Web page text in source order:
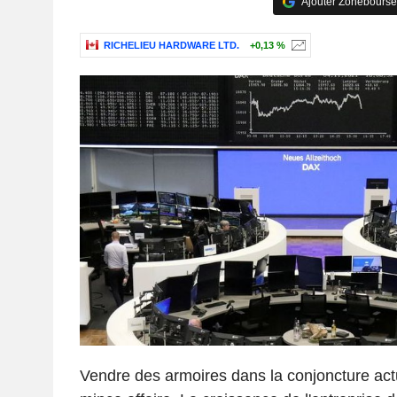
RICHELIEU HARDWARE LTD. +0,13 %
Vendre des armoires dans la conjoncture